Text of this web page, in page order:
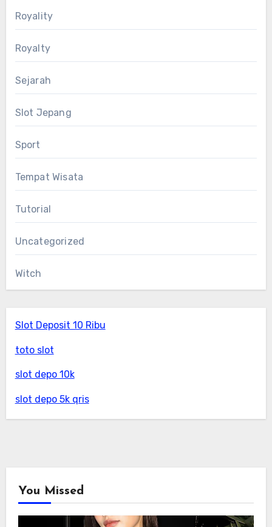
Royality
Royalty
Sejarah
Slot Jepang
Sport
Tempat Wisata
Tutorial
Uncategorized
Witch
Slot Deposit 10 Ribu
toto slot
slot depo 10k
slot depo 5k qris
You Missed